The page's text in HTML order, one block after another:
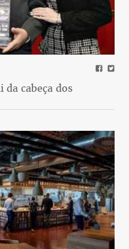
da cabeça dos